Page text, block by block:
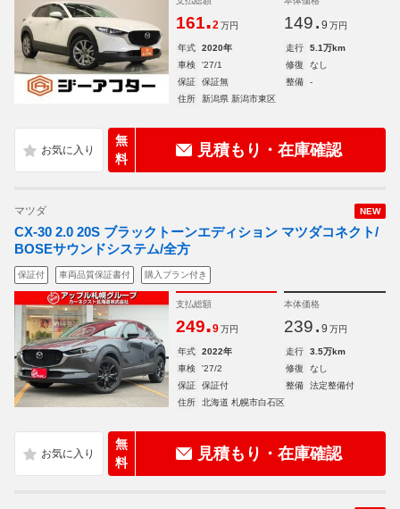
161.2 万円 149. 9 万円
年式 2020年 走行
5.1万km
車検
'27/1 修復
なし
保証
保証無 整備
-
住所
新潟県 新潟市東区
無
料
見積もり・在庫確認
NEW
マツダ
CX-30 2.0 20S ブラックトーンエディション マツダコネクト/
BOSEサウンドシステム/全方
保証付 車両品質保証書付 購入プラン付き
支払総額
249.9 万円
本体価格
239. 9 万円
年式 2022年 走行
3.5万km
車検
'27/2 修復
なし
保証
保証付 整備
法定整備付
住所
北海道 札幌市白石区
無
料
見積もり・在庫確認